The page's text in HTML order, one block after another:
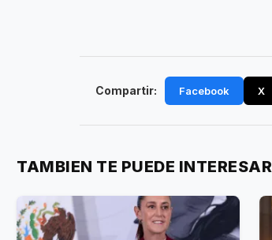
Compartir: Facebook X
TAMBIEN TE PUEDE INTERESAR